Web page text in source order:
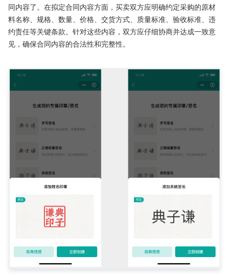
同内容了。在拟定合同内容方面，买卖双方应明确约定采购的原材
料名称、规格、数量、价格、交货方式、质量标准、验收标准、违
约责任等关键条款。针对这些内容，双方应仔细协商并达成一致意
见，确保合同内容的合法性和完整性。